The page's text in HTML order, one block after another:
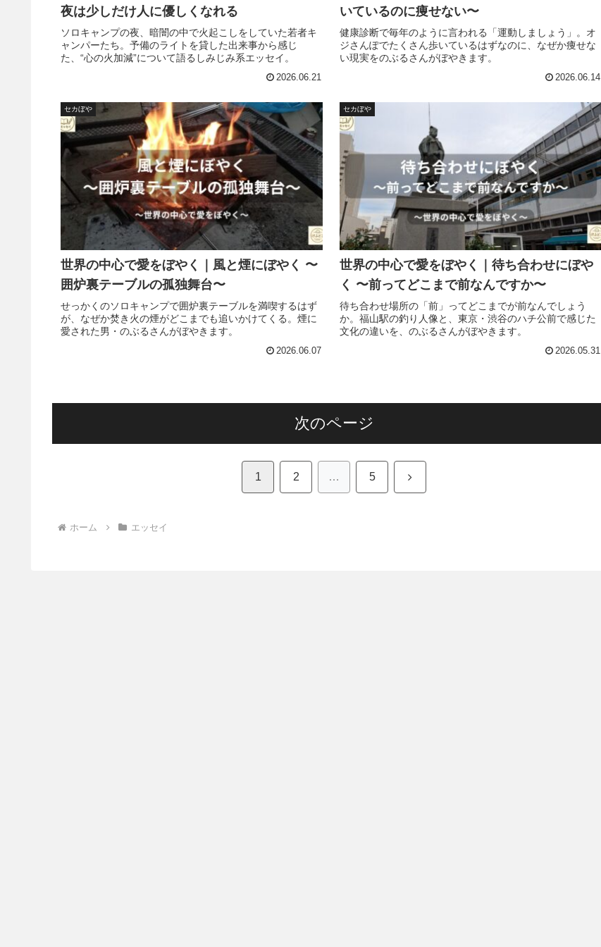
夜は少しだけ人に優しくなれる
ソロキャンプの夜、暗闇の中で火起こしをしていた若者キ
ャンパーたち。予備のライトを貸した出来事から感じ
た、“心の火加減”について語るしみじみ系エッセイ。
2026.06.21
いているのに痩せない〜
健康診断で毎年のように言われる「運動しましょう」。オ
ジさんぽでたくさん歩いているはずなのに、なぜか痩せな
い現実をのぶるさんがぼやきます。
2026.06.14
セカぼや
世界の中心で愛をぼやく｜風と煙にぼやく 〜
囲炉裏テーブルの孤独舞台〜
せっかくのソロキャンプで囲炉裏テーブルを満喫するはず
が、なぜか焚き火の煙がどこまでも追いかけてくる。煙に
愛された男・のぶるさんがぼやきます。
2026.06.07
セカぼや
世界の中心で愛をぼやく｜待ち合わせにぼや
く 〜前ってどこまで前なんですか〜
待ち合わせ場所の「前」ってどこまでが前なんでしょう
か。福山駅の釣り人像と、東京・渋谷のハチ公前で感じた
文化の違いを、のぶるさんがぼやきます。
2026.05.31
次のページ
1 2 … 5 次
ホーム エッセイ